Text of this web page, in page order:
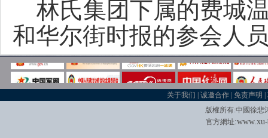
林氏集团下属的费城
和华尔街时报的参会人
关于我们 |诚邀合作 |免责声明 |
版權所有:中國徐悲
官方網址:www.xu